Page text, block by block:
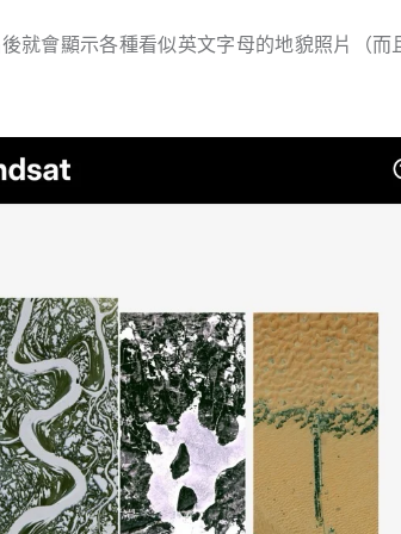
就會顯示各種看似英文字母的地貌照片（而